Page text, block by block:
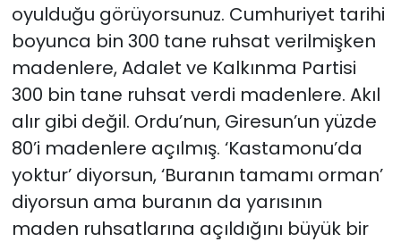
oyulduğu görüyorsunuz. Cumhuriyet tarihi
boyunca bin 300 tane ruhsat verilmişken
madenlere, Adalet ve Kalkınma Partisi
300 bin tane ruhsat verdi madenlere. Akıl
alır gibi değil. Ordu’nun, Giresun’un yüzde
80’i madenlere açılmış. ‘Kastamonu’da
yoktur’ diyorsun, ‘Buranın tamamı orman’
diyorsun ama buranın da yarısının
maden ruhsatlarına açıldığını büyük bir